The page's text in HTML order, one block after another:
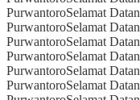
PurwantoroSelamat
PurwantoroSelamat
PurwantoroSelamat
PurwantoroSelamat
PurwantoroSelamat
PurwantoroSelamat